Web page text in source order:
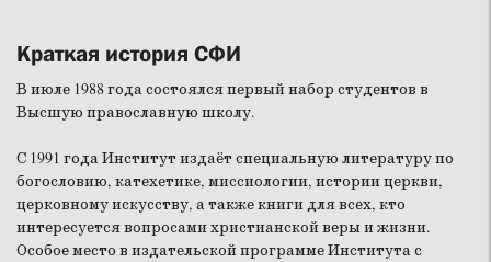
Краткая история СФИ
В июле 1988 года состоялся первый набор студентов в
Высшую православную школу.
С 1991 года Институт издаёт специальную литературу по
богословию, катехетике, миссиологии, истории церкви,
церковному искусству, а также книги для всех, кто
интересуется вопросами христианской веры и жизни.
Особое место в издательской программе Института с